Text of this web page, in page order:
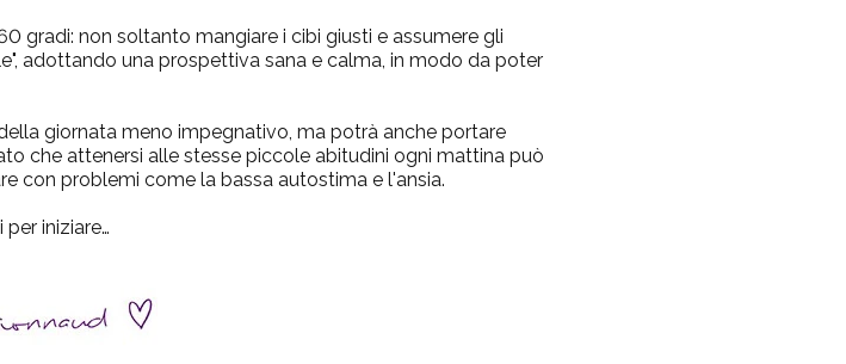
gradi: non soltanto mangiare i cibi giusti e assumere gli
adottando una prospettiva sana e calma, in modo da poter
giornata meno impegnativo, ma potrà anche portare
che attenersi alle stesse piccole abitudini ogni mattina può
con problemi come la bassa autostima e l'ansia.
iniziare…